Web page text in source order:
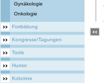
Gynäkologie
Onkologie
Fortbildung
Kongresse/Tagungen
Tools
Humor
Kolumne